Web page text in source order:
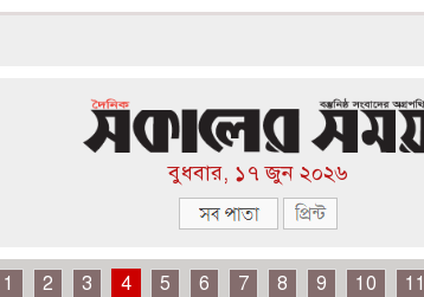
বুধবার, ১৭ জুন ২০২৬
1 2 3 4 5 6 7 8 9 10 11